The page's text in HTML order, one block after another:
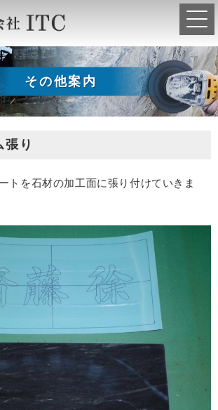
その他案内
張り
トを石材の加工面に張り付けていきま